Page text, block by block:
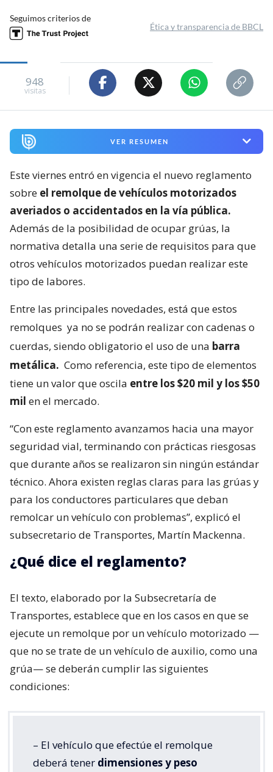
Seguimos criterios de
Ética y transparencia de BBCL
948
visitas
VER RESUMEN
Este viernes entró en vigencia el nuevo reglamento
sobre el remolque de vehículos motorizados
averiados o accidentados en la vía pública.
Además de la posibilidad de ocupar grúas, la
normativa detalla una serie de requisitos para que
otros vehículos motorizados puedan realizar este
tipo de labores.
Entre las principales novedades, está que estos
remolques ya no se podrán realizar con cadenas o
cuerdas, siendo obligatorio el uso de una barra
metálica. Como referencia, este tipo de elementos
tiene un valor que oscila entre los $20 mil y los $50
mil en el mercado.
“Con este reglamento avanzamos hacia una mayor
seguridad vial, terminando con prácticas riesgosas
que durante años se realizaron sin ningún estándar
técnico. Ahora existen reglas claras para las grúas y
para los conductores particulares que deban
remolcar un vehículo con problemas”, explicó el
subsecretario de Transportes, Martín Mackenna.
¿Qué dice el reglamento?
El texto, elaborado por la Subsecretaría de
Transportes, establece que en los casos en que se
ejecute un remolque por un vehículo motorizado —
que no se trate de un vehículo de auxilio, como una
grúa— se deberán cumplir las siguientes
condiciones:
– El vehículo que efectúe el remolque
deberá tener dimensiones y peso